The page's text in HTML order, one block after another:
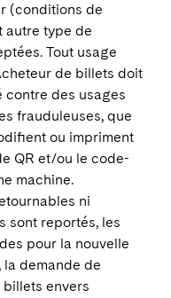
(conditions de
autre type de
Tout usage
de billets doit
contre des usages
frauduleuses, que
ou impriment
QR et/ou le code-
machine.
ni
sont reportés, les
pour la nouvelle
la demande de
envers